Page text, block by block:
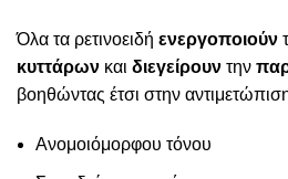
Όλα τα ρετινοειδή ενεργοποιούν
κυττάρων και διεγείρουν την
βοηθώντας έτσι στην
Ανομοιόμορφου τόνου